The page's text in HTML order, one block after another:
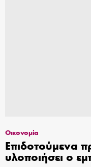
Οικονομία
Επιδοτούμενα
υλοποιήσει ο